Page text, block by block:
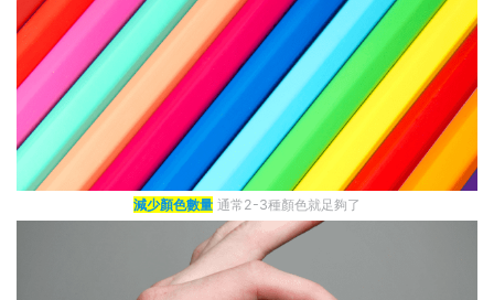
減少顏色數量 通常2-3種顏色就足夠了